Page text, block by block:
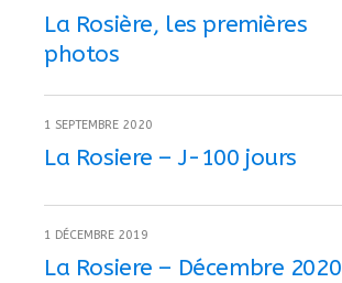
La Rosière, les premières
photos
1 SEPTEMBRE 2020
La Rosiere – J-100 jours
1 DÉCEMBRE 2019
La Rosiere – Décembre 2020